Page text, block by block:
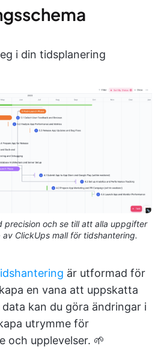
i din tidsplanering
precision och se till att alla uppgifter
ClickUps mall för tidshantering.
är utformad för
en vana att uppskatta
kan du göra ändringar i
utrymme för
och upplevelser. 🌱